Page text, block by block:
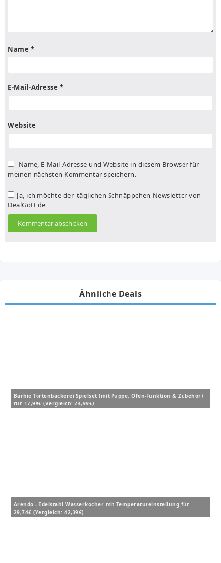
Name *
E-Mail-Adresse *
Website
Name, E-Mail-Adresse und Website in diesem Browser für
meinen nächsten Kommentar speichern.
Ja, ich möchte den täglichen Schnäppchen-Newsletter von
DealGott.de
Ähnliche Deals
Barbie Tortenbäckerei Spielset (mit Puppe, Ofen-Funktion & Zubehör)
für 17,99€ (Vergleich: 24,99€)
Arendo - Edelstahl Wasserkocher mit Temperatureinstellung für
29,74€ (Vergleich: 42,39€)